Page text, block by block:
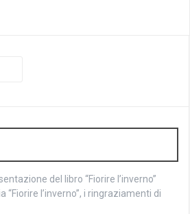
del libro “Fiorire l’inverno”
“Fiorire l’inverno”, i ringraziamenti di